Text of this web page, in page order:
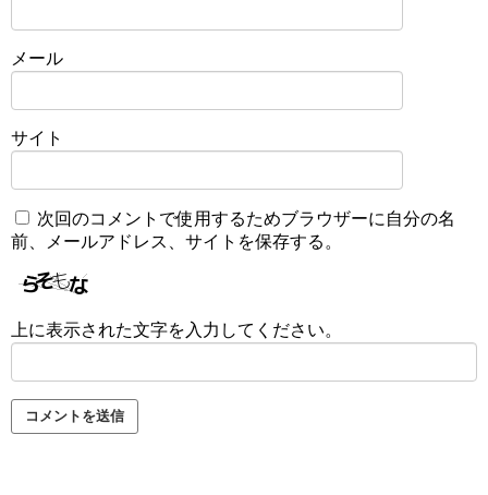
メール
サイト
次回のコメントで使用するためブラウザーに自分の名
前、メールアドレス、サイトを保存する。
上に表示された文字を入力してください。